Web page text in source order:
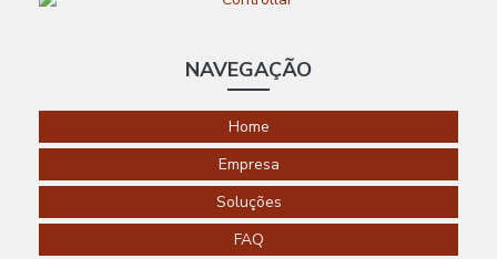
RESIDENCIAL
RESIDENCIAL
NAVEGAÇÃO
Home
Empresa
Soluções
FAQ